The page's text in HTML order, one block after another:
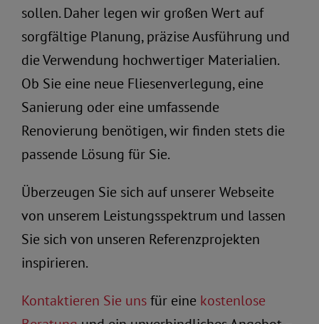
sollen. Daher legen wir großen Wert auf
sorgfältige Planung, präzise Ausführung und
die Verwendung hochwertiger Materialien.
Ob Sie eine neue Fliesenverlegung, eine
Sanierung oder eine umfassende
Renovierung benötigen, wir finden stets die
passende Lösung für Sie.
Überzeugen Sie sich auf unserer Webseite
von unserem Leistungsspektrum und lassen
Sie sich von unseren Referenzprojekten
inspirieren.
Kontaktieren Sie unsfür eine kostenlose